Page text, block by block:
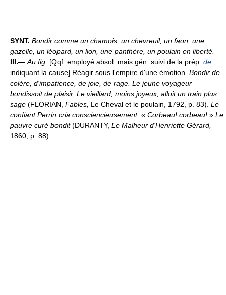
SYNT. Bondir comme un chamois, un chevreuil, un faon, une
gazelle, un léopard, un lion, une panthère, un poulain en liberté.
III.— Au fig. [Qqf. employé absol. mais gén. suivi de la prép. de
indiquant la cause] Réagir sous l'empire d'une émotion. Bondir de
colère, d'impatience, de joie, de rage. Le jeune voyageur
bondissoit de plaisir. Le vieillard, moins joyeux, alloit un train plus
sage (FLORIAN, Fables, Le Cheval et le poulain, 1792, p. 83). Le
confiant Perrin cria consciencieusement :« Corbeau! corbeau! » Le
pauvre curé bondit(DURANTY, Le Malheur d'Henriette Gérard,
1860, p. 88).